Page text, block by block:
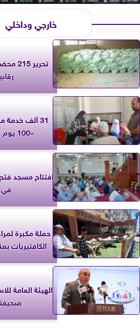
خارجي وداخلي
31 ألف خدمة
«100 يوم صحة» بكفر الشيخ
افتتاح مسجد فتح
في
حملة مكبرة
الكافتيريات
الهيئة العامة